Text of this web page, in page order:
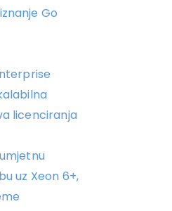
Go
licenciranja
uz Xeon 6+,